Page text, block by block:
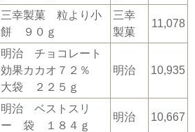
三幸製菓 粒より小
餅 ９０ｇ
三幸
製菓
11,078
明治 チョコレート
効果カカオ７２％
大袋 ２２５ｇ
明治 10,935
明治 ベストスリ
ー 袋 １８４ｇ
明治 10,667